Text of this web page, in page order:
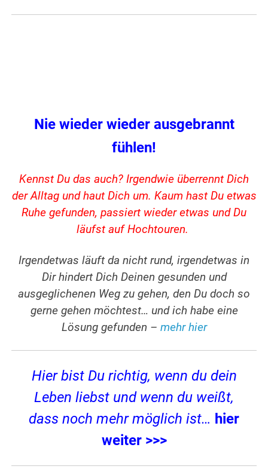
Nie wieder wieder ausgebrannt
fühlen!
Kennst Du das auch? Irgendwie überrennt Dich
der Alltag und haut Dich um. Kaum hast Du etwas
Ruhe gefunden, passiert wieder etwas und Du
läufst auf Hochtouren.
Irgendetwas läuft da nicht rund, irgendetwas in
Dir hindert Dich Deinen gesunden und
ausgeglichenen Weg zu gehen, den Du doch so
gerne gehen möchtest… und ich habe eine
Lösung gefunden – mehr hier
Hier bist Du richtig, wenn du dein
Leben liebst und wenn du weißt,
dass noch mehr möglich ist… hier
weiter >>>